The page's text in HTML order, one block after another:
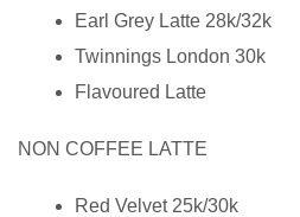
Earl Grey Latte 28k/32k
Twinnings London 30k
Flavoured Latte
NON COFFEE LATTE
Red Velvet 25k/30k